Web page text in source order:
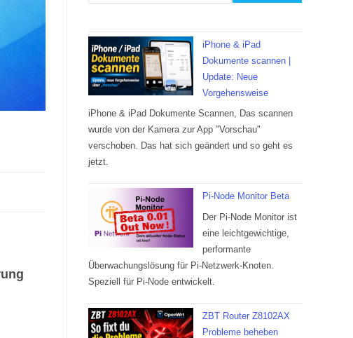
iPhone & iPad
Dokumente scannen |
Update: Neue
Vorgehensweise
iPhone & iPad Dokumente Scannen, Das scannen
wurde von der Kamera zur App "Vorschau"
verschoben. Das hat sich geändert und so geht es
jetzt.
Pi-Node Monitor Beta
Der Pi-Node Monitor ist
eine leichtgewichtige,
performante
Überwachungslösung für Pi-Netzwerk-Knoten.
Speziell für Pi-Node entwickelt.
ZBT Router Z8102AX
Probleme beheben